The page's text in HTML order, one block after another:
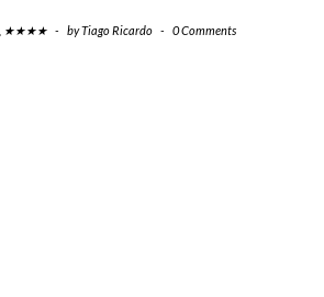
★★★★ - byTiago Ricardo - 0 Comments